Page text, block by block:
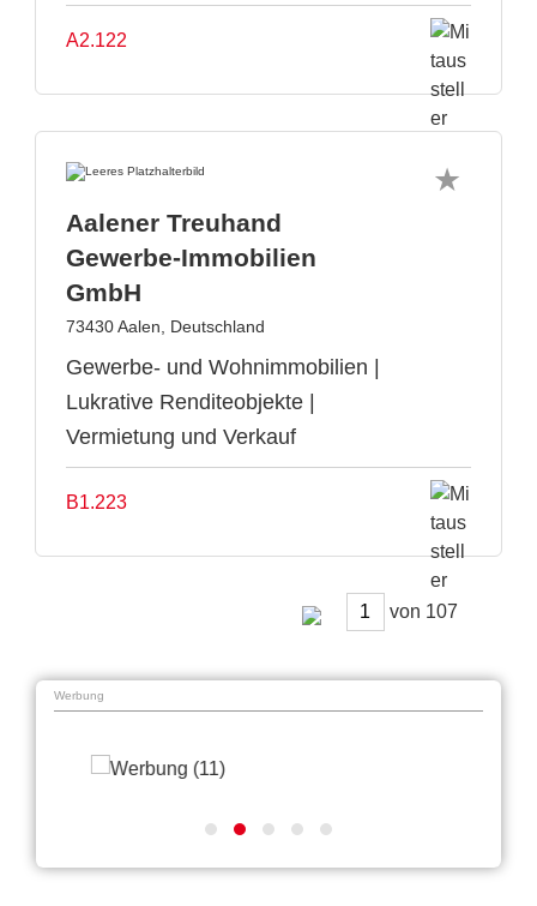
A2.122
Aalener Treuhand
Gewerbe-Immobilien
GmbH
73430 Aalen, Deutschland
Gewerbe- und Wohnimmobilien |
Lukrative Renditeobjekte |
Vermietung und Verkauf
B1.223
von
Werbung